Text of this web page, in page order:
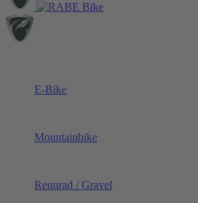
E-Bike
Mountainbike
Rennrad / Gravel